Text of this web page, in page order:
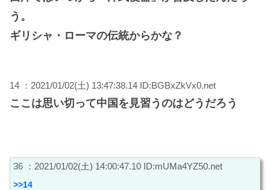
う。
ギリシャ・ローマの伝統からかな？
14 ：2021/01/02(土) 13:47:38.14 ID:BGBxZkVx0.net
ここは思い切って中国を見習うのはどうだろう
36 ：2021/01/02(土) 14:00:47.10 ID:mUMa4YZ50.net
>>14